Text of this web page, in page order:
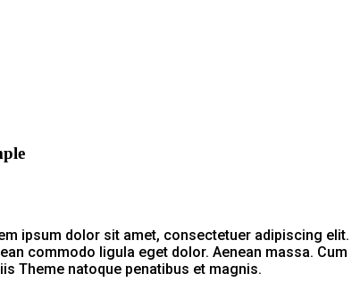
ipsum dolor sit amet, consectetuer adipiscing elit.
commodo ligula eget dolor. Aenean massa. Cum
Theme natoque penatibus et magnis.